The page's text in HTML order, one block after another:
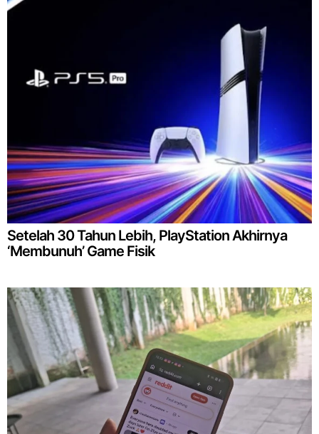
Setelah 30 Tahun Lebih, PlayStation Akhirnya
‘Membunuh’ Game Fisik